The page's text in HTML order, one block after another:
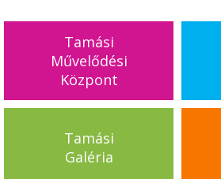
Tamási
Művelődési
Központ
Tamási
Galéria